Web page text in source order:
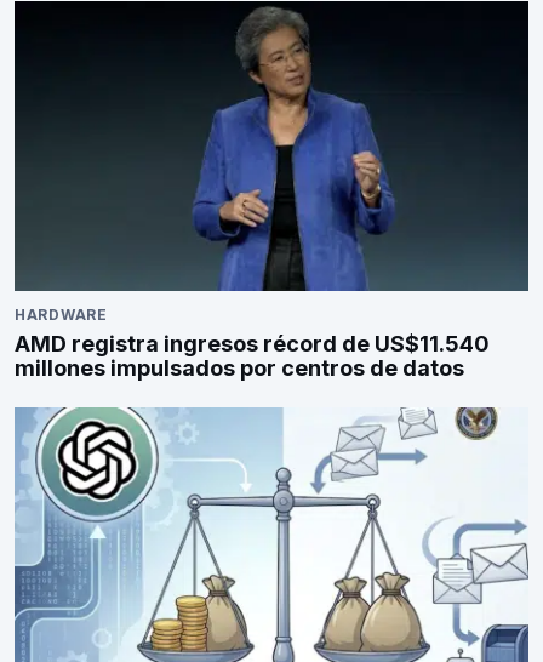
HARDWARE
AMD registra ingresos récord de US$11.540
millones impulsados por centros de datos